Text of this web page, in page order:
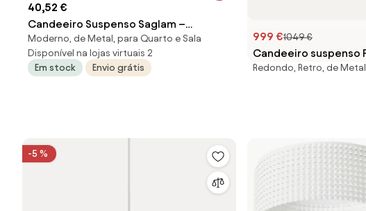
40,52 €
Candeeiro Suspenso Saglam –
Branco/Preto – Diâmetro 25 cm, Altura
137
Moderno, de Metal, para Quarto e Sala
Disponível na lojas virtuais 2
Em stock
Envio grátis
999 €1049 €
Candeeiro suspenso
Redondo, Retro, de Metal
-5 %